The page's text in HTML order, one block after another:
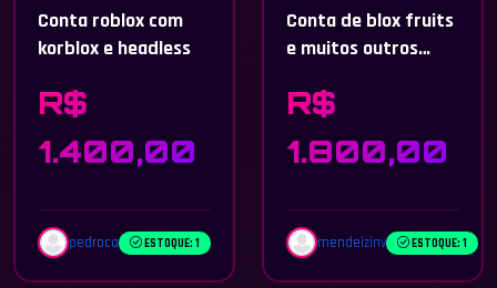
Conta roblox com
korblox e headless
R$
1.400,00
pedroca ESTOQUE: 1
Conta de blox fruits
e muitos outros
conta
R$
1.800,00
mendeizinv ESTOQUE: 1